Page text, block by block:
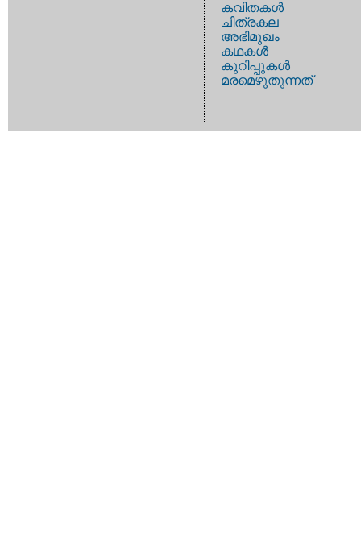
കവിതകള്‍
ചിത്രകല
അഭിമുഖം
കഥകള്‍
കുറിപ്പുകള്‍
മരമെഴുതുന്നത്